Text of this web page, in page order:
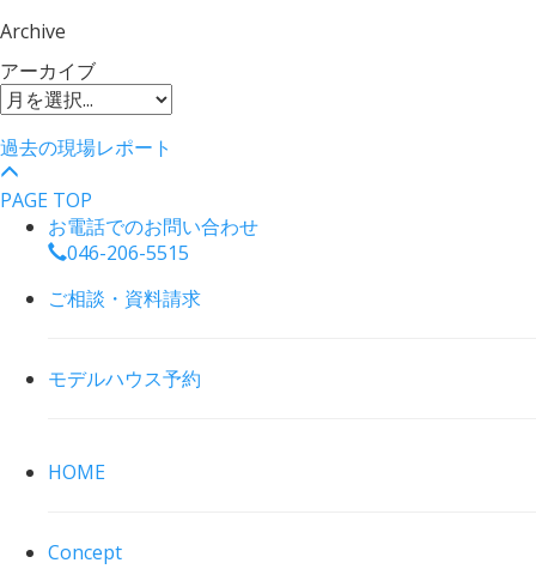
Archive
アーカイブ
過去の現場レポート
PAGE TOP
お電話でのお問い合わせ
046-206-5515
ご相談・資料請求
モデルハウス予約
HOME
Concept